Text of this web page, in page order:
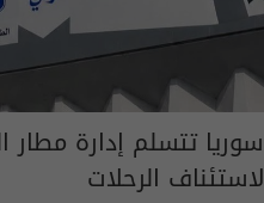
سوريا تتسلم إدارة مطار
لاستئناف الرحلات